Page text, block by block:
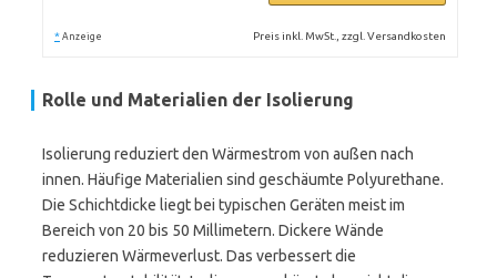
* Anzeige Preis inkl. MwSt., zzgl. Versandkosten
Rolle und Materialien der Isolierung
Isolierung reduziert den Wärmestrom von außen nach
innen. Häufige Materialien sind geschäumte Polyurethane.
Die Schichtdicke liegt bei typischen Geräten meist im
Bereich von 20 bis 50 Millimetern. Dickere Wände
reduzieren Wärmeverlust. Das verbessert die